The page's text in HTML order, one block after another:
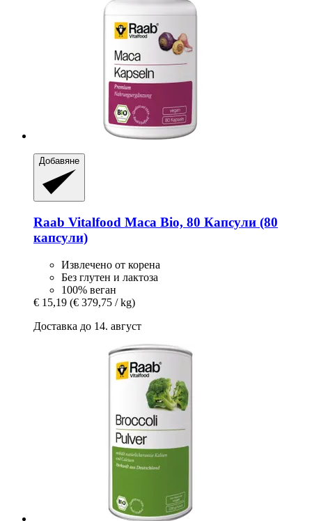
Добавяне
Raab Vitalfood Maca Bio, 80 Капсули (80
капсули)
Извлечено от корена
Без глутен и лактоза
100% веган
€ 15,19 (€ 379,75 / kg)
Доставка до 14. август